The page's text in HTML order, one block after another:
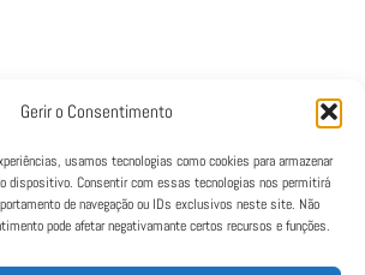
Gerir o Consentimento
usamos tecnologias como cookies para armazenar
dispositivo. Consentir com essas tecnologias nos permitirá
de navegação ou IDs exclusivos neste site. Não
pode afetar negativamante certos recursos e funções.
Adicionar